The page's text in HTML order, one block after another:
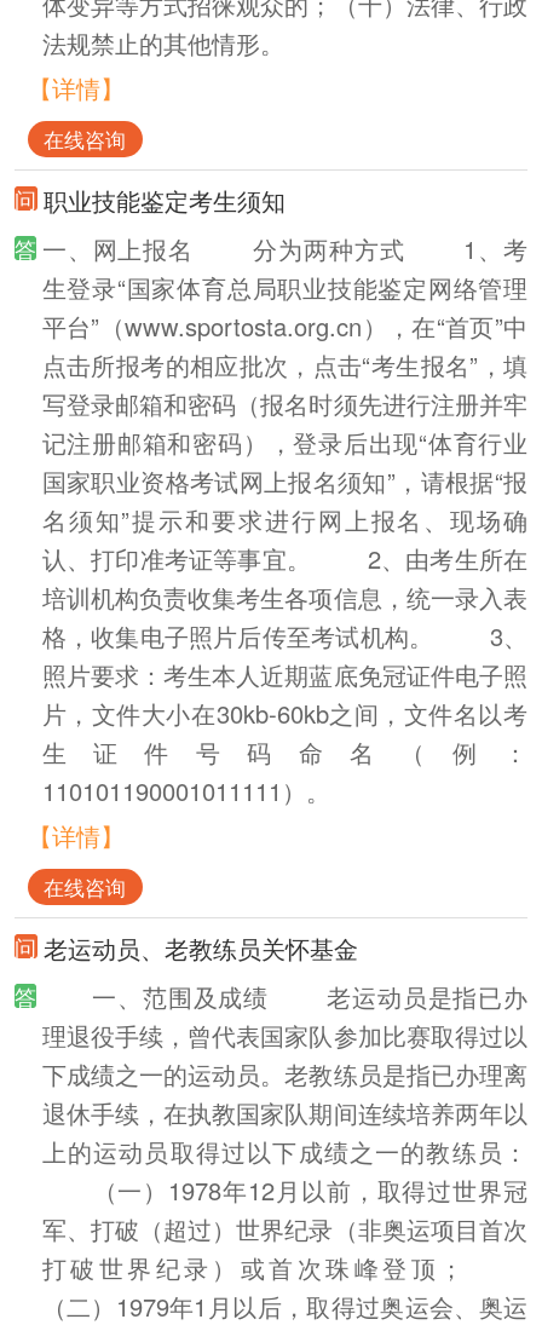
法规禁止的其他情形。
【详情】
在线咨询
职业技能鉴定考生须知
一、网上报名 分为两种方式 1、考
生登录“国家体育总局职业技能鉴定网络管理
平台”（www.sportosta.org.cn），在“首页”中
点击所报考的相应批次，点击“考生报名”，填
写登录邮箱和密码（报名时须先进行注册并牢
记注册邮箱和密码），登录后出现“体育行业
国家职业资格考试网上报名须知”，请根据“报
名须知”提示和要求进行网上报名、现场确
认、打印准考证等事宜。 2、由考生所在
培训机构负责收集考生各项信息，统一录入表
格，收集电子照片后传至考试机构。 3、
照片要求：考生本人近期蓝底免冠证件电子照
片，文件大小在30kb-60kb之间，文件名以考
生证件号码命名（例：
110101190001011111）。
【详情】
在线咨询
老运动员、老教练员关怀基金
一、范围及成绩 老运动员是指已办
理退役手续，曾代表国家队参加比赛取得过以
下成绩之一的运动员。老教练员是指已办理离
退休手续，在执教国家队期间连续培养两年以
上的运动员取得过以下成绩之一的教练员：
（一）1978年12月以前，取得过世界冠
军、打破（超过）世界纪录（非奥运项目首次
打破世界纪录）或首次珠峰登顶；
（二）1979年1月以后，取得过奥运会、奥运